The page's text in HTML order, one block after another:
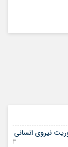
نیروی انسانی
13 دسامبر 2025